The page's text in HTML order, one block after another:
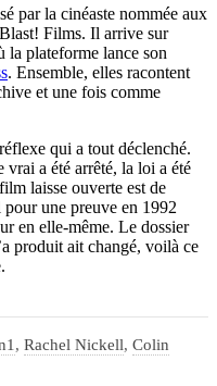
par la cinéaste nommée aux
Films. Il arrive sur
la plateforme lance son
. Ensemble, elles racontent
et une fois comme
qui a tout déclenché.
vrai a été arrêté, la loi a été
laisse ouverte est de
une preuve en 1992
en elle-même. Le dossier
produit ait changé, voilà ce
, Rachel Nickell, Colin